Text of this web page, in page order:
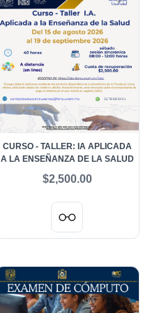
CURSO - TALLER: IA APLICADA
A LA ENSEÑANZA DE LA SALUD
$2,500.00